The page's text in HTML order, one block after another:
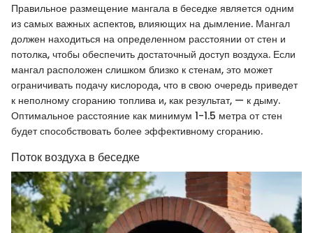
Правильное размещение мангала в беседке является одним
из самых важных аспектов, влияющих на дымление. Мангал
должен находиться на определенном расстоянии от стен и
потолка, чтобы обеспечить достаточный доступ воздуха. Если
мангал расположен слишком близко к стенам, это может
ограничивать подачу кислорода, что в свою очередь приведет
к неполному сгоранию топлива и, как результат, — к дыму.
Оптимальное расстояние как минимум 1-1.5 метра от стен
будет способствовать более эффективному сгоранию.
Поток воздуха в беседке